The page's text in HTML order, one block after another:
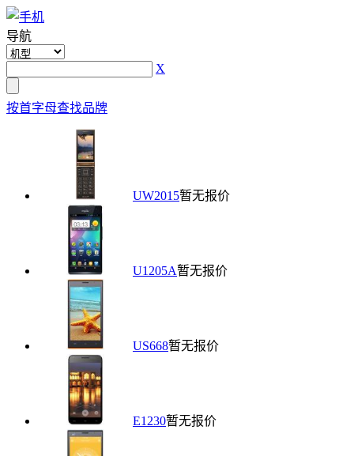
导航
X
按首字母查找品牌
UW2015暂无报价
U1205A暂无报价
US668暂无报价
E1230暂无报价